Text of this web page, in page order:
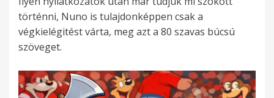
történni, Nuno is tulajdonképpen csak a
végkielégitést várta, meg azt a 80 szavas búcsú
szöveget.